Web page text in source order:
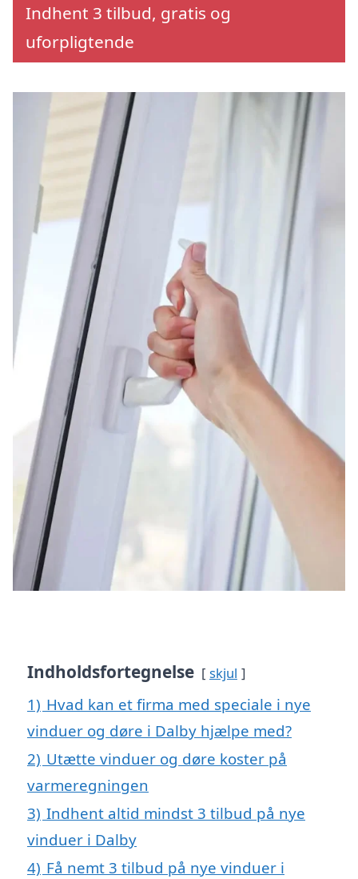
Indhent 3 tilbud, gratis og
uforpligtende
Indholdsfortegnelse skjul
1) Hvad kan et firma med speciale i nye
vinduer og døre i Dalby hjælpe med?
2) Utætte vinduer og døre koster på
varmeregningen
3) Indhent altid mindst 3 tilbud på nye
vinduer i Dalby
4) Få nemt 3 tilbud på nye vinduer i